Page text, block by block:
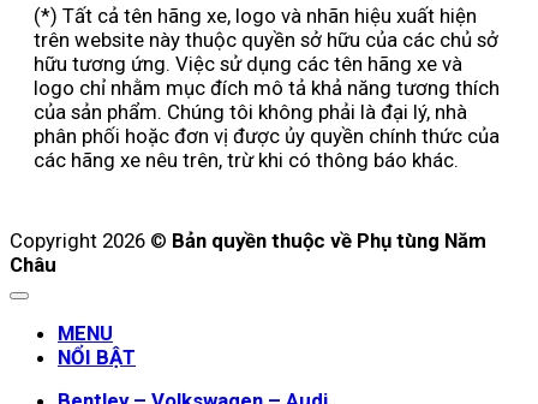
(*) Tất cả tên hãng xe, logo và nhãn hiệu xuất hiện
trên website này thuộc quyền sở hữu của các chủ sở
hữu tương ứng. Việc sử dụng các tên hãng xe và
logo chỉ nhằm mục đích mô tả khả năng tương thích
của sản phẩm. Chúng tôi không phải là đại lý, nhà
phân phối hoặc đơn vị được ủy quyền chính thức của
các hãng xe nêu trên, trừ khi có thông báo khác.
Copyright 2026 © Bản quyền thuộc về Phụ tùng Năm
Châu
MENU
NỔI BẬT